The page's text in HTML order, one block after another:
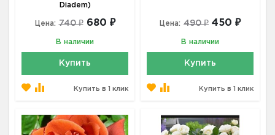
Diadem)
Цена: 740 ₽ 680 ₽
В наличии
Купить
Купить в 1 клик
Цена: 490 ₽ 450 ₽
В наличии
Купить
Купить в 1 клик